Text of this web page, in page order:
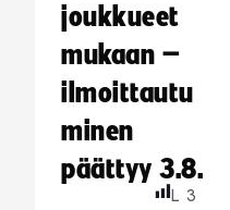
joukkueet
mukaan –
ilmoittautu
minen
päättyy 3.8.
L 3